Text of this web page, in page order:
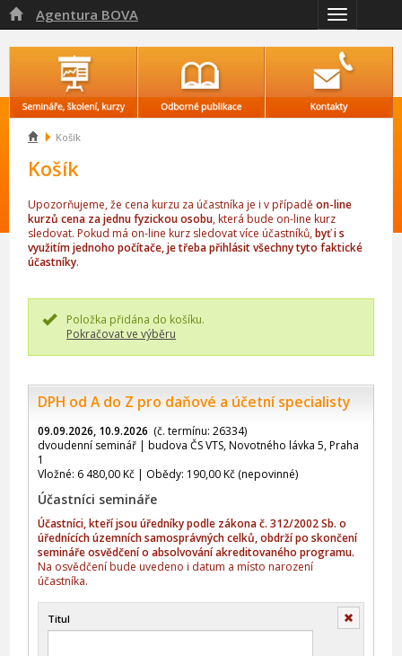
Přepnout
navigaci
 Agentura BOVA
 Košík
Košík
Upozorňujeme, že cena kurzu za účastníka je i v případěon-line
kurzů cena za jednu fyzickou osobu, která bude on-line kurz
sledovat. Pokud má on-line kurz sledovat více účastníků,byť i s
využitím jednoho počítače, je třeba přihlásit všechny tyto faktické
účastníky.
Položka přidána do košíku.
Pokračovat ve výběru
DPH od A do Z pro daňové a účetní specialisty
09.09.2026, 10.9.2026 (č. termínu: 26334)
dvoudenní seminář | budova ČS VTS, Novotného lávka 5, Praha
1
Vložné: 6 480,00 Kč | Obědy: 190,00 Kč (nepovinné)
Účastníci semináře
Účastníci, kteří jsou úředníky podle zákona č. 312/2002 Sb. o
úřednících územních samosprávných celků, obdrží po skončení
semináře osvědčení o absolvování akreditovaného programu.
Na osvědčení bude uvedeno i datum a místo narození
účastníka.
Titul